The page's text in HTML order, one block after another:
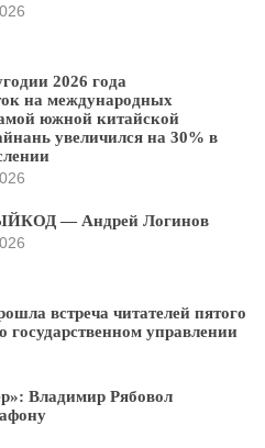
2026 года
на международных
южной китайской
увеличился на 30% в
— Андрей Логинов
встреча читателей пятого
управлении
Владимир Рябовол